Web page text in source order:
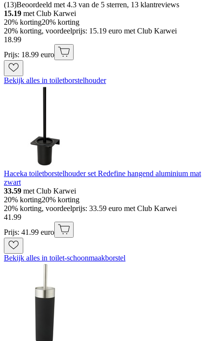
(13)Beoordeeld met 4.3 van de 5 sterren, 13 klantreviews
15.19 met Club Karwei
20% korting20% korting
20% korting, voordeelprijs: 15.19 euro met Club Karwei
18.99
Prijs: 18.99 euro
Bekijk alles in toiletborstelhouder
Haceka toiletborstelhouder set Redefine hangend aluminium mat
zwart
33.59 met Club Karwei
20% korting20% korting
20% korting, voordeelprijs: 33.59 euro met Club Karwei
41 .99
Prijs: 41.99 euro
Bekijk alles in toilet-schoonmaakborstel